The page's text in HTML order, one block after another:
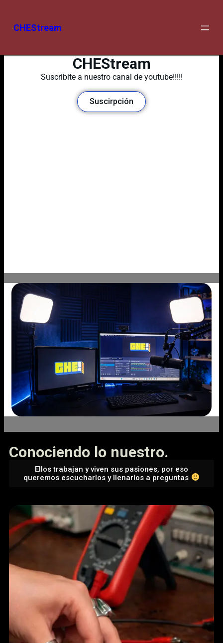
CHEStream
CHEStream
Suscribite a nuestro canal de youtube!!!!!
Suscirpción
Conociendo lo nuestro.
Ellos trabajan y viven sus pasiones, por eso
queremos escucharlos y llenarlos a preguntas